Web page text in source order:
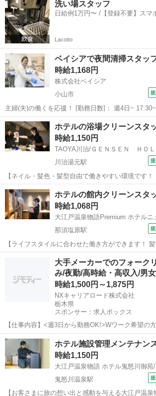
れ物チェックなどの館内共用スペースの清掃や 大浴
掃、備品の補充、掃除機掛け、忘れ...
洗い場スタッフ
日給例1万円〜 /【登録不要】スマ
Lacotto
ベイシアで夜間清掃スタッ
時給1,168円
株式会社ベイシア
小山市
主婦(夫)の働くを応援！ [勤務日数]： 週4日~ 17:30~20:30 [勤務地・最
寄駅]： 栃木県小山市立木934-1 ベイシア SM小山店（
名]：ベイシアで夜間清掃スタッフ [求人概要]：...
栃木 小山市
ホテルの浴場クリーンスタ
時給1,150円
TAOYA川治/ＧＥＮＳＥＮ ＨＯ
川治湯元駅
【ネイル・髪色・髪型自由で働きやすい環境です！
お好きな方に最適です】 ・大浴場やお手洗いの清掃、掃除機かけ・備
品の補充・湯温管理 温泉の状態管理(難しくありま
ェックなどお客様と直接お会い...
栃木 日光市 川治湯元駅 清掃
ホテルの館内クリーンスタ
時給1,068円
那須塩原駅
【ライフスタイルに合わせた働き方ができます！ 髪
気のお仕事です】 館内共用スペースの清掃を全般的にご担当いただき
ます。 掃除機掛けや忘れ物チェックなど お客様が
づくりをお任せします。 ご自...
那須塩原市
大手メーカーでのフォーク
み/夜勤/高時給・高収入/男
時給1,500円～1,875円
NXキャリアロード株式会社
栃木県
スポンサー：求人ボックス
【仕事内容】<週3日から勤務OK!>Wワーク希望の
効率よく収入UP! 3月限定!友人紹介キャンペーン実
はあるけど、ブランクが長い…」 「今の職場の給与
い」そんな方も大歓迎! 資格を...
アルバイト・パート
ホテル施設管理メンテナン
時給1,150円
鬼怒川温泉駅
【お客さまに旅の想い出と感動を与える大江戸温泉